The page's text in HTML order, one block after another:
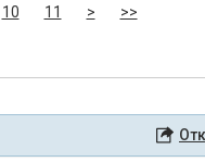
10 11 > >>